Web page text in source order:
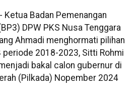
Ketua Badan Pemenangan
DPW PKS Nusa Tenggara
Ahmadi menghormati pilihan
periode 2018-2023, Sitti Rohmi
bakal calon gubernur di
(Pilkada) Nopember 2024